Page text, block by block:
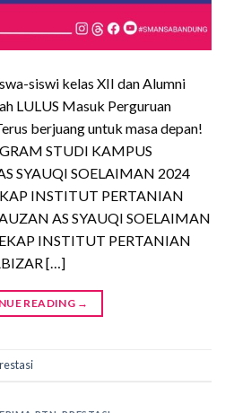
siswi kelas XII dan Alumni
LULUS Masuk Perguruan
berjuang untuk masa depan!
STUDI KAMPUS
SYAUQI SOELAIMAN 2024
INSTITUT PERTANIAN
AS SYAUQI SOELAIMAN
INSTITUT PERTANIAN
[…]
READING →